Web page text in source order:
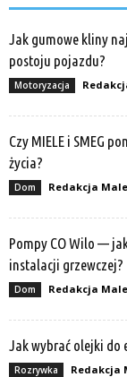
Jak gumowe kliny
postoju pojazdu?
Motoryzacja
Czy MIELE i SMEG
życia?
Dom Redakcja
Pompy CO Wilo —
instalacji grzewczej?
Dom Redakcja
Jak wybrać olejki do
Rozrywka Redakcja